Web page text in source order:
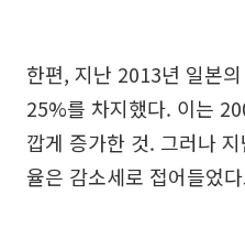
한편, 지난 2013년 일본
25%를 차지했다. 이는
깝게 증가한 것. 그러나
율은 감소세로 접어들었